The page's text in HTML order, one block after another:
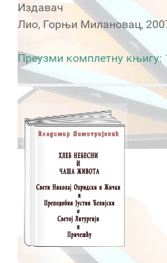
Издавач
Лио, Горњи Милановац,
Преузми комплетну